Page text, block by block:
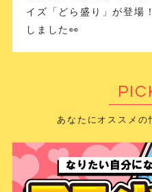
イズ「どら盛り」が登場
しました👀
あなたにオススメの